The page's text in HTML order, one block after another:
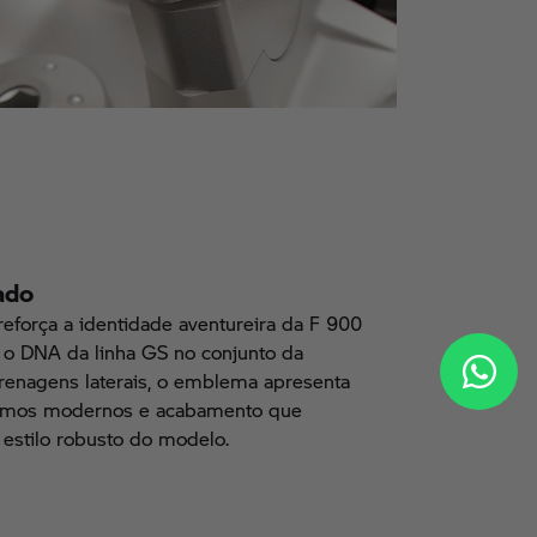
a identidade aventureira da F 900
DNA da linha GS no conjunto da
laterais, o emblema apresenta
modernos e acabamento que
robusto do modelo.